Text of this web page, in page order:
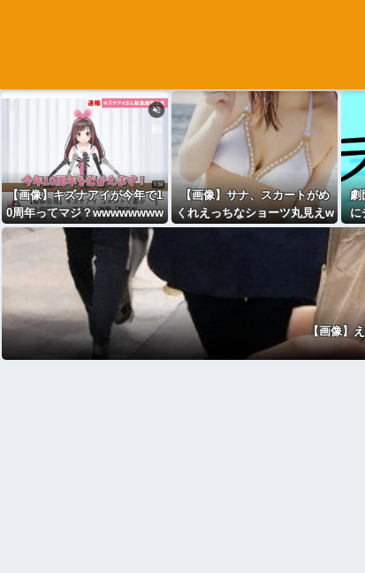
【画像】キズナアイが今年で1
0周年ってマジ？wwwwwwww
wwwwwwwww
【画像】サナ、スカートがめ
くれえっちなショーツ丸見えw
wwwwwww
劇
に
【画像】